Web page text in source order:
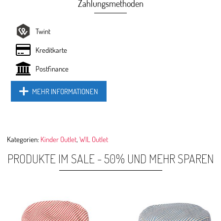
Zahlungsmethoden
Twint
Kreditkarte
Postfinance
MEHR INFORMATIONEN
Kategorien: Kinder Outlet,WIL Outlet
PRODUKTE IM SALE - 50% UND MEHR SPAREN